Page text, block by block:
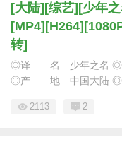
[大陆][综艺][少年
转]
◎译 名 少年之名
◎产 地 中国大陆 ◎
2113 2